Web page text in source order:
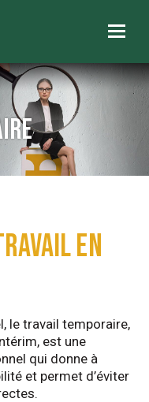
EN
le travail temporaire,
est une
qui donne à
et permet d’éviter